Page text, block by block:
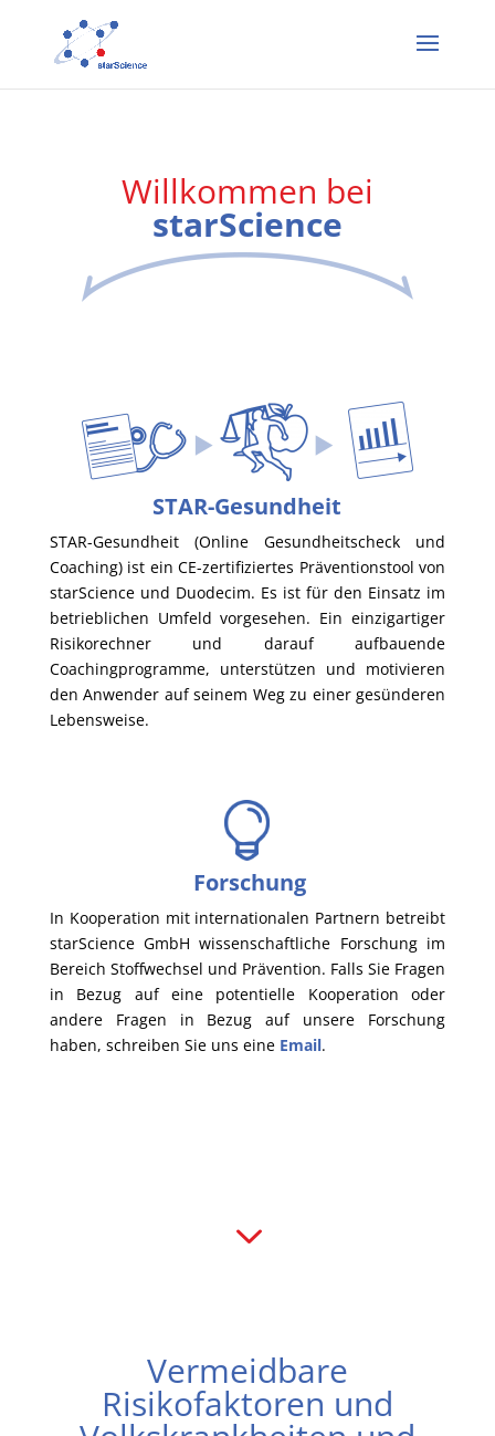
Willkommen bei
starScience
STAR-Gesundheit
STAR-Gesundheit (Online Gesundheitscheck und
Coaching) ist ein CE-zertifiziertes Präventionstool von
starScience und Duodecim. Es ist für den Einsatz im
betrieblichen Umfeld vorgesehen. Ein einzigartiger
Risikorechner und darauf aufbauende
Coachingprogramme, unterstützen und motivieren
den Anwender auf seinem Weg zu einer gesünderen
Lebensweise.
Forschung
In Kooperation mit internationalen Partnern betreibt
starScience GmbH wissenschaftliche Forschung im
Bereich Stoffwechsel und Prävention. Falls Sie Fragen
in Bezug auf eine potentielle Kooperation oder
andere Fragen in Bezug auf unsere Forschung
haben, schreiben Sie uns eine Email.
3
Vermeidbare
Risikofaktoren und